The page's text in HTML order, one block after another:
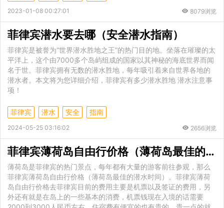
2023-01-08 00:27:01 8079浏览
菲律宾潜水要去哪（安全潜水指南）
​菲律宾是被誉为“世界潜水胜地之王”的热门目的地。坐落在璀璨的太
平洋上，这个由7000多个岛屿组成的国家以其神秘的海底世界而闻
名于世。菲律宾拥有无数的潜水胜地，每年吸引着来自世界各地的
潜水者。本文将为您详细介绍，菲律宾有多少潜水胜地 潜水注意事
项！
菲律宾 潜水 安全 指南
2024-05-25 03:16:02 2656浏览
菲律宾薄荷岛自由行价格（薄荷岛最佳的潜水时间）
薄荷岛是菲律宾的热门景点，每年都有大量的游客前往参观，那么
菲律宾薄荷岛自由行价格（薄荷岛最佳的潜水时间）。菲律宾薄荷
岛自由行价格去菲律宾目前的费用主要是机票以及签证的费用，另
外还有就是在岛上的一些基本的消费，机票钱现在入境的话需要